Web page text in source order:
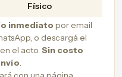
Físico
inmediato por email
o descargá el
el acto. Sin costo
.